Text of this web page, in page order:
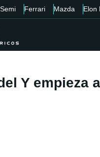
Ferrari Mazda Elon
Y empieza